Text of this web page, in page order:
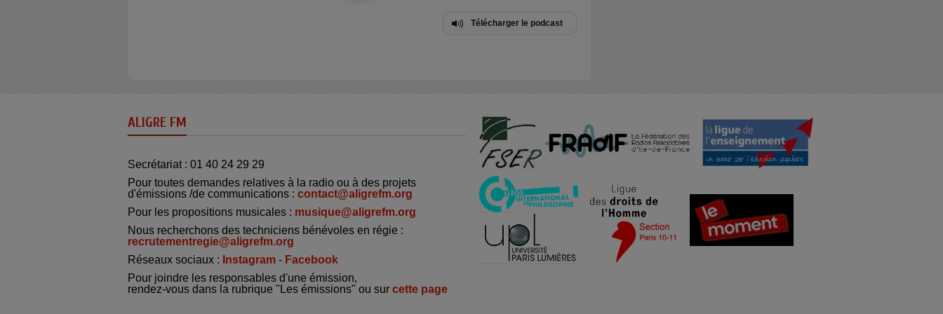
Télécharger le podcast
ALIGRE FM
Secrétariat : 01 40 24 29 29
Pour toutes demandes relatives à la radio ou à des projets
d'émissions /de communications : contact@aligrefm.org
Pour les propositions musicales : musique@aligrefm.org
Nous recherchons des techniciens bénévoles en régie :
recrutementregie@aligrefm.org
Réseaux sociaux : Instagram - Facebook
Pour joindre les responsables d'une émission,
rendez-vous dans la rubrique "Les émissions" ou sur cette page